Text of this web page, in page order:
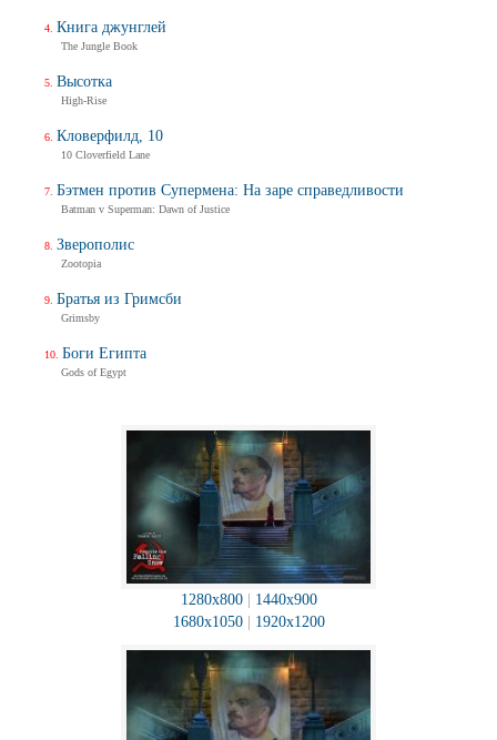
1280x800| 1440x900
1680x1050| 1920x1200
Книга джунглей
The Jungle Book
Высотка
High-Rise
Кловерфилд, 10
10 Cloverfield Lane
Бэтмен против Супермена: На заре справедливости
Batman v Superman: Dawn of Justice
Зверополис
Zootopia
Братья из Гримсби
Grimsby
Боги Египта
Gods of Egypt